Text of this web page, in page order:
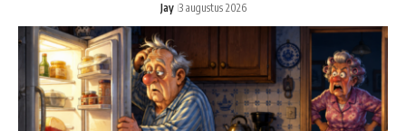
Jay 3 augustus 2026